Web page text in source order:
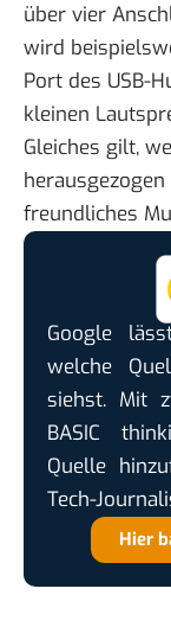
über vier
wird
Port des USB-
kleinen
Gleiches gilt,
freundliches
Google
welche
siehst. Mit
BASIC
Quelle
Tech-
Hier